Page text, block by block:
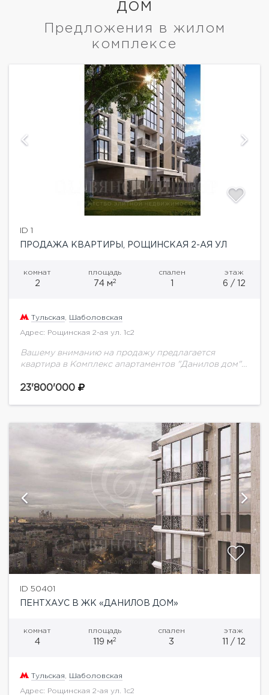
ДОМ
Предложения в жилом
комплексе
ID 1
ПРОДАЖА КВАРТИРЫ, РОЩИНСКАЯ 2-АЯ УЛ
комнат
2
площадь
74 м2
спален
1
этаж
6 / 12
Тульская Шаболовская
Адрес: Рощинская 2-ая ул. 1с2
Вашему вниманию на продажу предлагается
квартира в Комплекс апартаментов "Данилов дом"
– 30 апартаментов, закрытая территория, особая
23'800'000
ID 50401
ПЕНТХАУС В ЖК «ДАНИЛОВ ДОМ»
комнат
4
площадь
119 м2
спален
3
этаж
11 / 12
Тульская Шаболовская
Адрес: Рощинская 2-ая ул. 1с2